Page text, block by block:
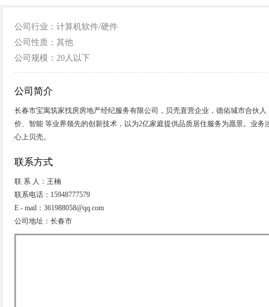
公司行业：计算机软件/硬件
公司性质：其他
公司规模：20人以下
公司简介
长春市宝寓筑家找房房地产经纪服务有限公司，贝壳直营企业，德佑城市合伙
价、智能 等业界领先的创新技术，以为2亿家庭提供品质居住服务为愿景。业
心上贝壳。
联系方式
联 系 人：王楠
联系电话：15948777579
E - mail：361988058@qq.com
公司地址：长春市